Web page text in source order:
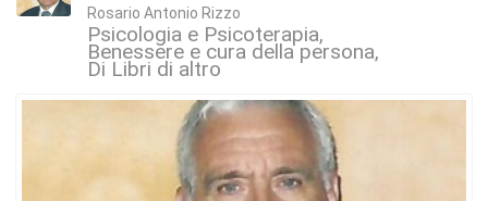
Rosario Antonio Rizzo
Psicologia e Psicoterapia
Benessere e cura della persona
Di Libri di altro